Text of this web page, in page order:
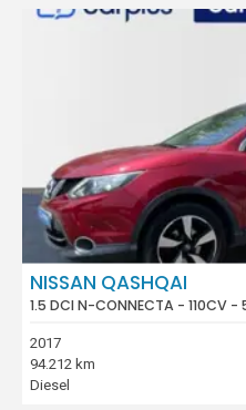
NISSAN QASHQAI
1.5 DCI N-CONNECTA - 110CV -
2017
94.212 km
Diesel